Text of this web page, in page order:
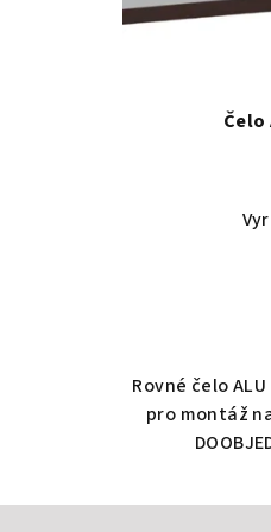
Rovné čelo
pro montáž